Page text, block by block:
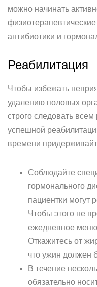
можно начинать
антибиотики и
Реабилитация
Чтобы избежать
удалению половых
строго следовать
успешной
времени
Соблюдайте
гормонального
пациентки могут
Чтобы этого не
ежедневное меню
Откажитесь от
что ужин должен
В течение
обязательно